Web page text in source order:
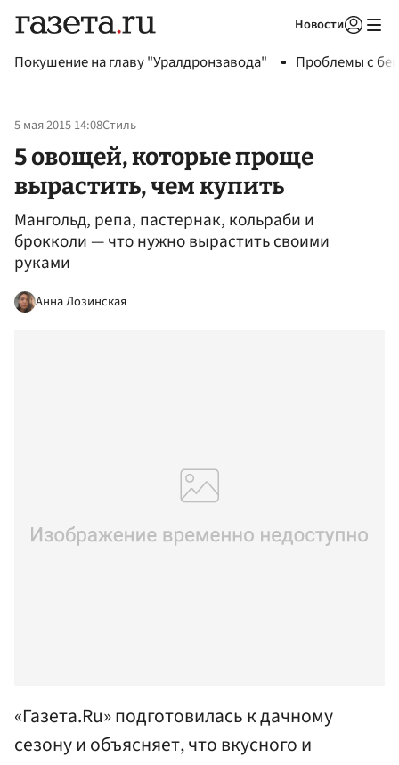
Новости
Покушение на главу "Уралдронзавода" Проблемы с
5 мая 2015 14:08Стиль
5 овощей, которые проще
вырастить, чем купить
Мангольд, репа, пастернак, кольраби и
брокколи — что нужно вырастить своими
руками
Анна Лозинская
«Газета.Ru» подготовилась к дачному
сезону и объясняет, что вкусного и